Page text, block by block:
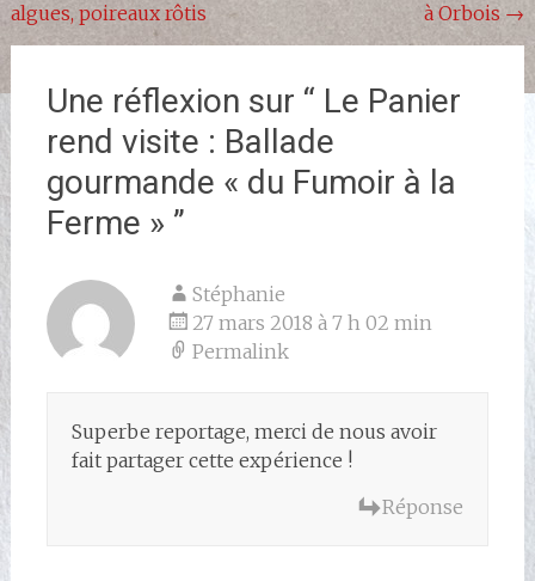
l'article
algues, poireaux rôtis
à Orbois →
Une réflexion sur “ Le Panier
rend visite : Ballade
gourmande « du Fumoir à la
Ferme » ”
Stéphanie
27 mars 2018 à 7 h 02 min
Permalink
Superbe reportage, merci de nous avoir
fait partager cette expérience !
Réponse